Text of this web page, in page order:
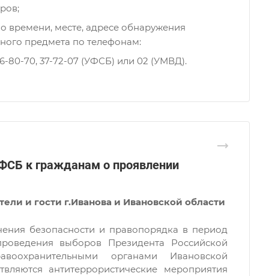
времени, месте, адресе обнаружения
предмета по телефонам:
80-70, 37-72-07 (УФСБ) или 02 (УМВД).
к гражданам о проявлении
и гости г.Иванова и Ивановской области
безопасности и правопорядка в период
выборов Президента Российской
органами Ивановской
антитеррористические мероприятия